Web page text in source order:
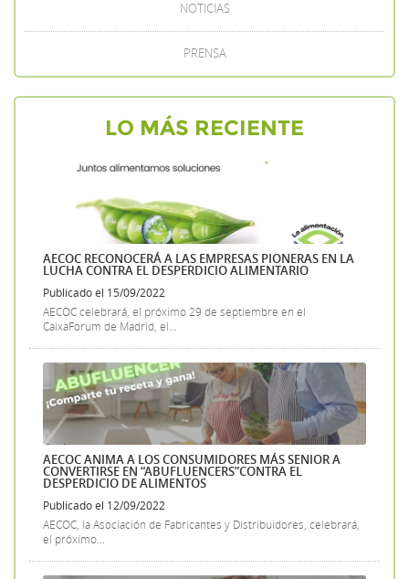
NOTICIAS
PRENSA
LO MÁS RECIENTE
AECOC RECONOCERÁ A LAS EMPRESAS PIONERAS EN LA
LUCHA CONTRA EL DESPERDICIO ALIMENTARIO
Publicado el 15/09/2022
AECOC celebrará, el próximo 29 de septiembre en el
CaixaForum de Madrid, el...
AECOC ANIMA A LOS CONSUMIDORES MÁS SENIOR A
CONVERTIRSE EN “ABUFLUENCERS”CONTRA EL
DESPERDICIO DE ALIMENTOS
Publicado el 12/09/2022
AECOC, la Asociación de Fabricantes y Distribuidores, celebrará,
el próximo...